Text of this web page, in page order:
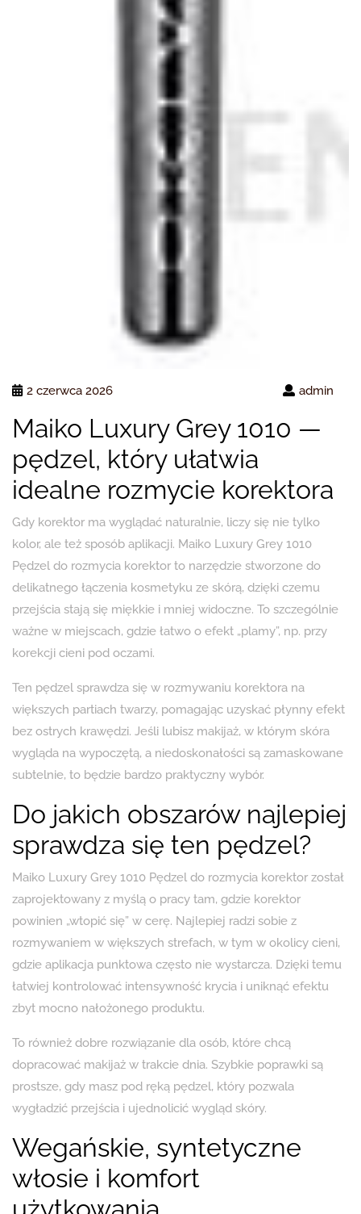
2 czerwca 2026 admin
Maiko Luxury Grey 1010 —
pędzel, który ułatwia
idealne rozmycie korektora
Gdy korektor ma wyglądać naturalnie, liczy się nie tylko
kolor, ale też sposób aplikacji. Maiko Luxury Grey 1010
Pędzel do rozmycia korektor to narzędzie stworzone do
delikatnego łączenia kosmetyku ze skórą, dzięki czemu
przejścia stają się miękkie i mniej widoczne. To szczególnie
ważne w miejscach, gdzie łatwo o efekt „plamy”, np. przy
korekcji cieni pod oczami.
Ten pędzel sprawdza się w rozmywaniu korektora na
większych partiach twarzy, pomagając uzyskać płynny efekt
bez ostrych krawędzi. Jeśli lubisz makijaż, w którym skóra
wygląda na wypoczętą, a niedoskonałości są zamaskowane
subtelnie, to będzie bardzo praktyczny wybór.
Do jakich obszarów najlepiej
sprawdza się ten pędzel?
Maiko Luxury Grey 1010 Pędzel do rozmycia korektor został
zaprojektowany z myślą o pracy tam, gdzie korektor
powinien „wtopić się” w cerę. Najlepiej radzi sobie z
rozmywaniem w większych strefach, w tym w okolicy cieni,
gdzie aplikacja punktowa często nie wystarcza. Dzięki temu
łatwiej kontrolować intensywność krycia i uniknąć efektu
zbyt mocno nałożonego produktu.
To również dobre rozwiązanie dla osób, które chcą
dopracować makijaż w trakcie dnia. Szybkie poprawki są
prostsze, gdy masz pod ręką pędzel, który pozwala
wygładzić przejścia i ujednolicić wygląd skóry.
Wegańskie, syntetyczne
włosie i komfort